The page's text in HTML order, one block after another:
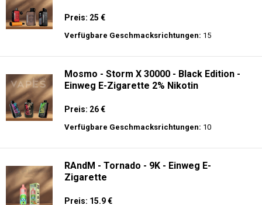
Preis: 25 €
Verfügbare Geschmacksrichtungen: 15
Mosmo - Storm X 30000 - Black Edition -
Einweg E-Zigarette 2% Nikotin
Preis: 26 €
Verfügbare Geschmacksrichtungen: 10
RAndM - Tornado - 9K - Einweg E-
Zigarette
Preis: 15.9 €